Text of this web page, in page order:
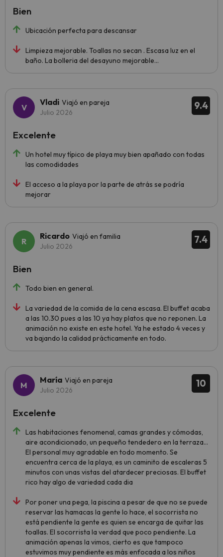
Ubicación perfecta para descansar
Limpieza mejorable. Toallas no secan . Escasa luz en el
baño. La bolleria del desayuno mejorable...
Bien
9.4
Vladi Viajó en pareja
Julio 2026
Un hotel muy típico de playa muy bien apañado con todas
las comodidades
El acceso a la playa por la parte de atrás se podría
mejorar
Excelente
7.4
Ricardo Viajó en familia
Julio 2026
Todo bien en general.
La variedad de la comida de la cena escasa. El buffet acaba
a las 10.30 pues a las 10 ya hay platos que no reponen. La
animación no existe en este hotel. Ya he estado 4 veces y
va bajando la calidad prácticamente en todo.
Bien
10
María Viajó en pareja
Julio 2026
Las habitaciones fenomenal, camas grandes y cómodas,
aire acondicionado, un pequeño tendedero en la terraza...
El personal muy agradable en todo momento. Se
encuentra cerca de la playa, es un caminito de escaleras 5
minutos con unas vistas del atardecer preciosas. El buffet
rico hay algo de variedad cada dia
Por poner una pega, la piscina a pesar de que no se puede
reservar las hamacas la gente lo hace, el socorrista no
está pendiente la gente es quien se encarga de quitar las
toallas. El socorrista la verdad que poco pendiente. La
animación apenas la vimos, cierto es que tampoco
estuvimos muy pendiente es más enfocada a los niños
Excelente